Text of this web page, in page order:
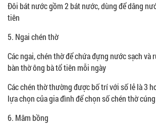
Đôi bát nước gồm 2 bát nước, dùng để dâng
tiên
5. Ngai chén thờ
Các ngai, chén thờ để chứa đựng nước sạch và
bàn thờ ông bà tổ tiên mỗi ngày
Các chén thờ thường được bố trí với số lẻ là 3
lựa chọn của gia đình để chọn số chén thờ
6. Mâm bồng